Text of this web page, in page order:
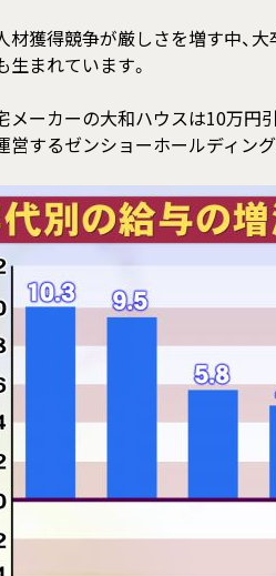
獲得競争が厳しさを増す中、大
生まれています。
ーカーの大和ハウスは10万円
営するゼンショーホールディン